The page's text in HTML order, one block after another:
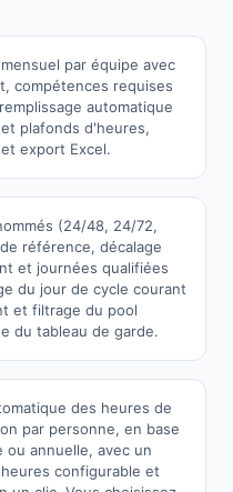
par équipe avec
compétences requises
automatique
plafonds d'heures,
export Excel.
(24/48, 24/72,
référence, décalage
et journées qualifiées
du jour de cycle courant
et filtrage du pool
du tableau de garde.
des heures de
par personne, en base
ou annuelle, avec un
configurable et